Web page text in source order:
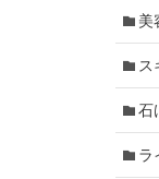
美
ス
石
ラ